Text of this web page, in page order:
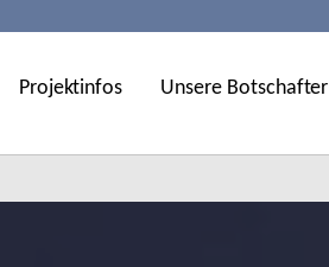
Projektinfos Unsere Botschafter